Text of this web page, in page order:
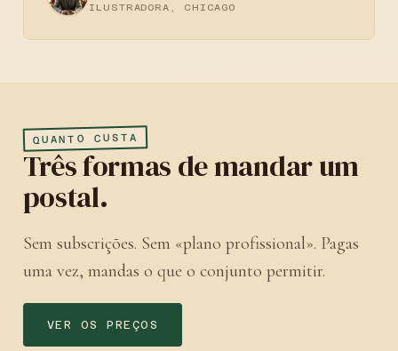
ILUSTRADORA, CHICAGO
QUANTO CUSTA
Três formas de mandar um
postal.
Sem subscrições. Sem «plano profissional». Pagas
uma vez, mandas o que o conjunto permitir.
VER OS PREÇOS